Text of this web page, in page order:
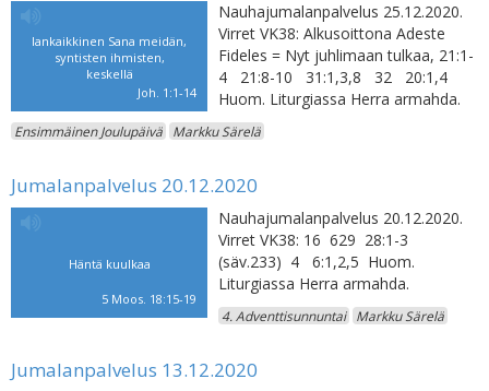
Iankaikkinen Sana meidän,
syntisten ihmisten,
keskellä
Joh. 1:1-14
Nauhajumalanpalvelus 25.12.2020.
Virret VK38: Alkusoittona Adeste
Fideles = Nyt juhlimaan tulkaa, 21:1-
4 21:8-10 31:1,3,8 32 20:1,4
Huom. Liturgiassa Herra armahda.
Ensimmäinen Joulupäivä Markku Särelä
Jumalanpalvelus 20.12.2020
Häntä kuulkaa
5 Moos. 18:15-19
Nauhajumalanpalvelus 20.12.2020.
Virret VK38: 16 629 28:1-3
(säv.233) 4 6:1,2,5 Huom.
Liturgiassa Herra armahda.
4. Adventtisunnuntai Markku Särelä
Jumalanpalvelus 13.12.2020